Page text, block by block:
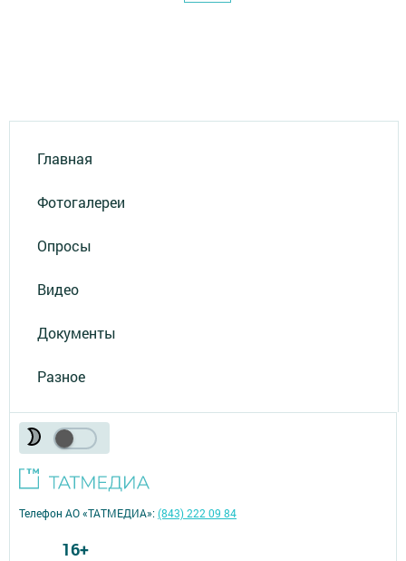
Главная
Фотогалереи
Опросы
Видео
Документы
Разное
Телефон АО «ТАТМЕДИА»:(843) 222 09 84
16+